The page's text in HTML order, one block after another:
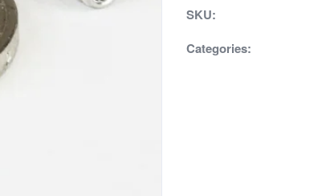
SKU:
Categories: